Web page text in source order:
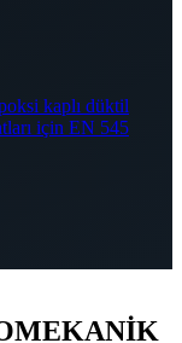
kaplı düktil
için EN 545